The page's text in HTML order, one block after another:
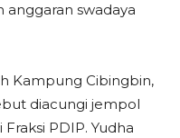
swadaya
Kampung Cibingbin,
diacungi jempol
PDIP. Yudha